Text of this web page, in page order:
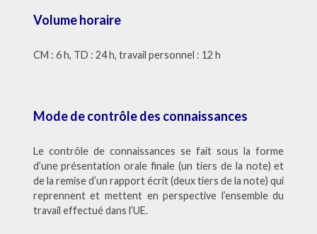
Volume horaire
CM : 6 h, TD : 24 h, travail personnel : 12 h
Mode de contrôle des connaissances
Le contrôle de connaissances se fait sous la forme
d’une présentation orale finale (un tiers de la note) et
de la remise d’un rapport écrit (deux tiers de la note) qui
reprennent et mettent en perspective l’ensemble du
travail effectué dans l’UE.